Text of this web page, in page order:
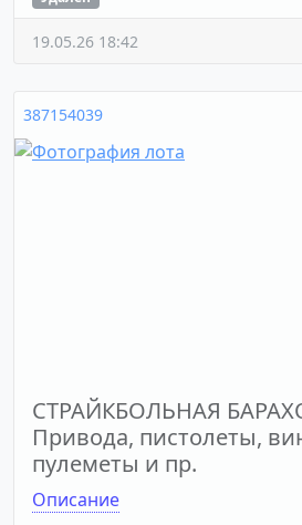
19.05.26 18:42
387154039
СТРАЙКБОЛЬНАЯ
Привода, пистолеты,
пулеметы и пр.
Описание